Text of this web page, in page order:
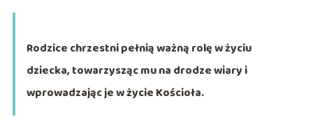
Rodzice chrzestni pełnią ważną rolę w życiu
dziecka, towarzysząc mu na drodze wiary i
wprowadzając je w życie Kościoła.